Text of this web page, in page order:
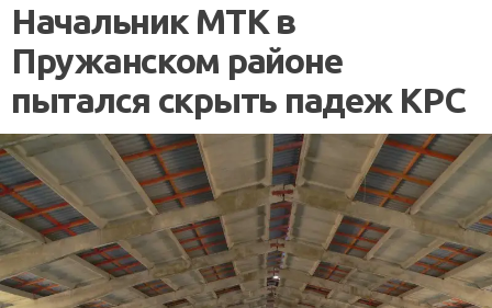
Начальник МТК в
Пружанском районе
пытался скрыть падеж КРС